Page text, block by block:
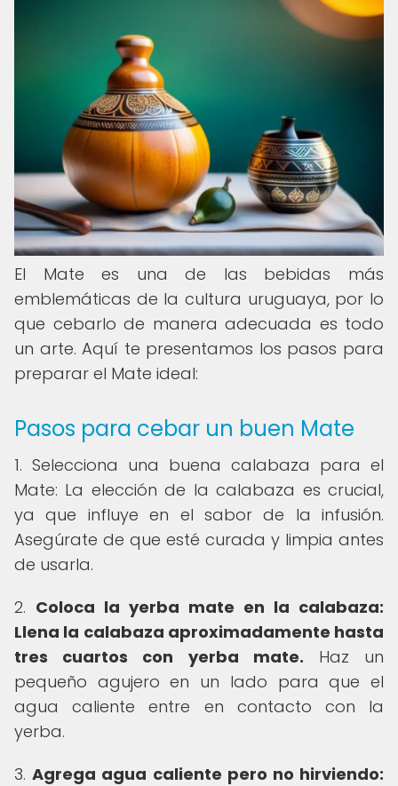
El Mate es una de las bebidas más
emblemáticas de la cultura uruguaya, por lo
que cebarlo de manera adecuada es todo
un arte. Aquí te presentamos los pasos para
preparar el Mate ideal:
Pasos para cebar un buen Mate
1. Selecciona una buena calabaza para el
Mate: La elección de la calabaza es crucial,
ya que influye en el sabor de la infusión.
Asegúrate de que esté curada y limpia antes
de usarla.
2. Coloca la yerba mate en la calabaza:
Llena la calabaza aproximadamente hasta
tres cuartos con yerba mate. Haz un
pequeño agujero en un lado para que el
agua caliente entre en contacto con la
yerba.
3.Agrega agua caliente pero no hirviendo: